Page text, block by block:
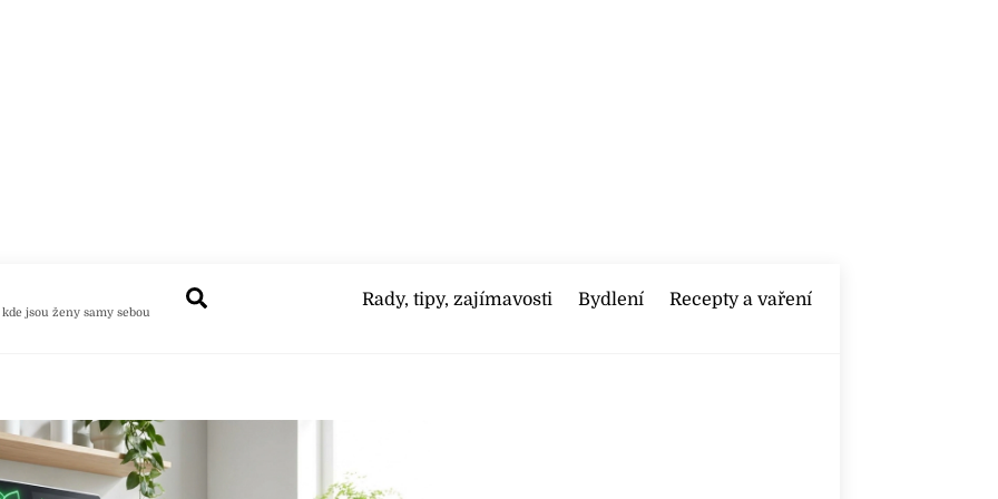
kde jsou ženy samy sebou
Rady, tipy, zajímavosti Bydlení Recepty a vaření